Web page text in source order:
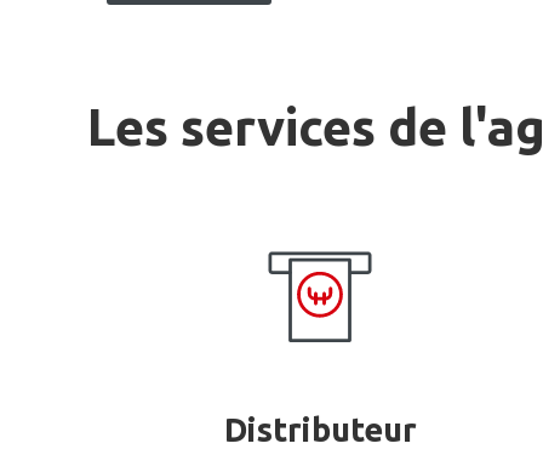
Les services de
Distributeur